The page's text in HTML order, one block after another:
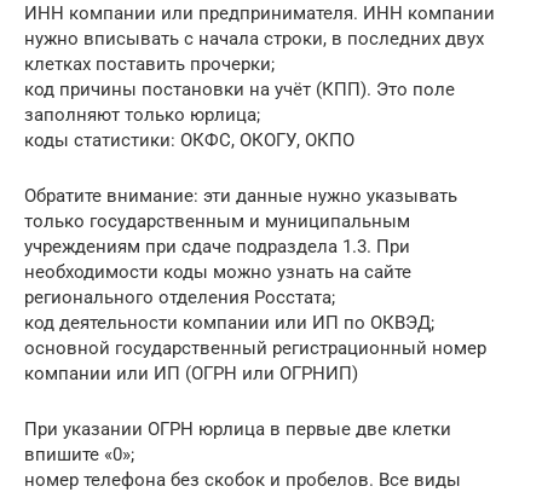
ИНН компании или предпринимателя. ИНН компании
нужно вписывать с начала строки, в последних двух
клетках поставить прочерки;
код причины постановки на учёт (КПП). Это поле
заполняют только юрлица;
коды статистики: ОКФС, ОКОГУ, ОКПО
Обратите внимание: эти данные нужно указывать
только государственным и муниципальным
учреждениям при сдаче подраздела 1.3. При
необходимости коды можно узнать на сайте
регионального отделения Росстата;
код деятельности компании или ИП по ОКВЭД;
основной государственный регистрационный номер
компании или ИП (ОГРН или ОГРНИП)
При указании ОГРН юрлица в первые две клетки
впишите «0»;
номер телефона без скобок и пробелов. Все виды